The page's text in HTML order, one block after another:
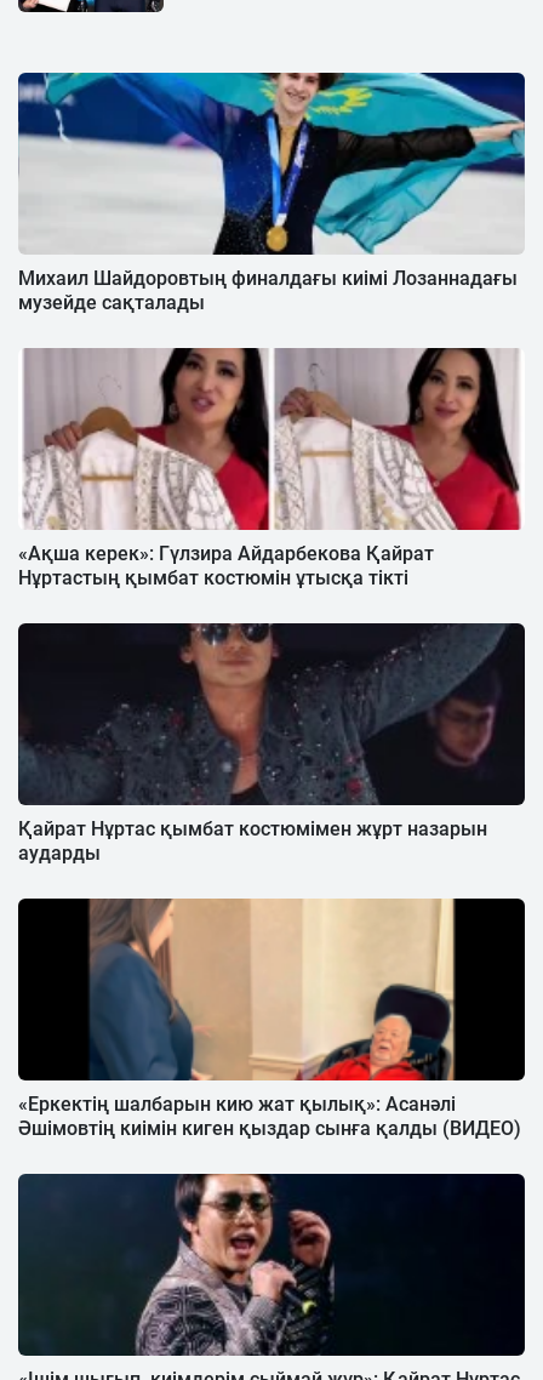
Михаил Шайдоровтың финалдағы киімі Лозаннадағы
музейде сақталады
«Ақша керек»: Гүлзира Айдарбекова Қайрат
Нұртастың қымбат костюмін ұтысқа тікті
Қайрат Нұртас қымбат костюмімен жұрт назарын
аударды
«Еркектің шалбарын кию жат қылық»: Асанәлі
Әшімовтің киімін киген қыздар сынға қалды (ВИДЕО)